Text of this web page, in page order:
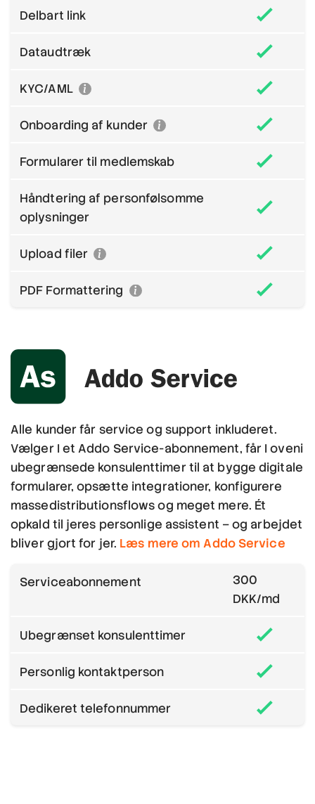
Delbart link
Dataudtræk
KYC/AML
Onboarding af kunder
Formularer til medlemskab
Håndtering af personfølsomme
oplysninger
Upload filer
PDF Formattering
Alle kunder får service og support inkluderet.
Vælger I et Addo Service-abonnement, får I oveni
ubegrænsede konsulenttimer til at bygge digitale
formularer, opsætte integrationer, konfigurere
massedistributionsflows og meget mere. Ét
opkald til jeres personlige assistent – og arbejdet
bliver gjort for jer. Læs mere om Addo Service
Serviceabonnement
300
DKK/md
Ubegrænset konsulenttimer
Personlig kontaktperson
Dedikeret telefonnummer